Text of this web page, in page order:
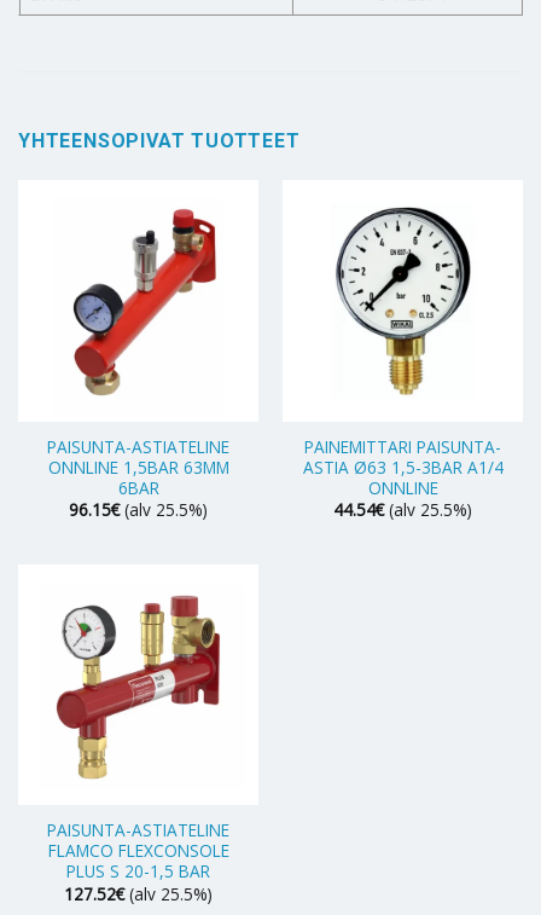
YHTEENSOPIVAT TUOTTEET
PAISUNTA-ASTIATELINE
ONNLINE 1,5BAR 63MM
6BAR
96.15€ (alv 25.5%)
PAINEMITTARI PAISUNTA-
ASTIA Ø63 1,5-3BAR A1/4
ONNLINE
44.54€ (alv 25.5%)
PAISUNTA-ASTIATELINE
FLAMCO FLEXCONSOLE
PLUS S 20-1,5 BAR
127.52€ (alv 25.5%)